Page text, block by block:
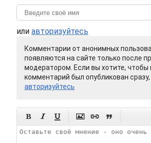
или авторизуйтесь
Комментарии от анонимных
появляются на сайте только после
модератором. Если вы хотите, чтобы
комментарий был опубликован сразу,
авторизуйтесь
     